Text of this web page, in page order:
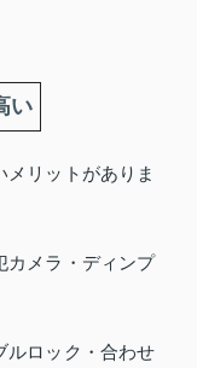
い
リットがありま
カメラ・ディンプ
ルロック・合わせ